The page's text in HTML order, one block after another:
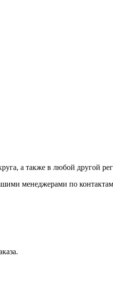
а также в любой
менеджерами по